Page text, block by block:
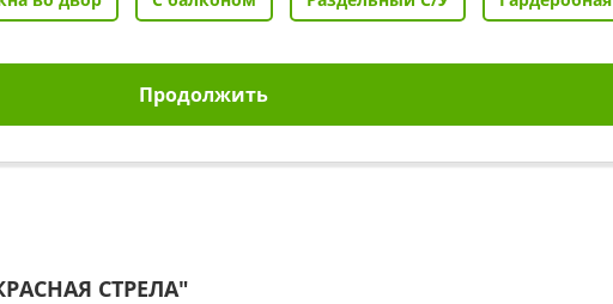
Продолжить
СТРЕЛА"